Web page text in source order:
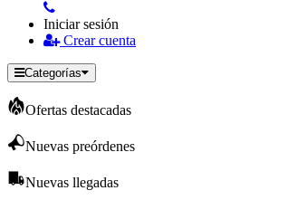
Iniciar sesión
Crear cuenta
Categorías
Ofertas destacadas
Nuevas preórdenes
Nuevas llegadas